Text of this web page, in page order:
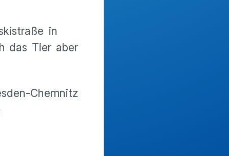
in
das Tier aber
Chemnitz